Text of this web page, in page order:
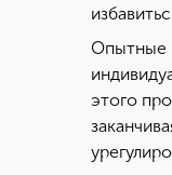
Опытные
этого